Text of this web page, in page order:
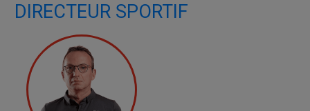
DIRECTEUR SPORTIF